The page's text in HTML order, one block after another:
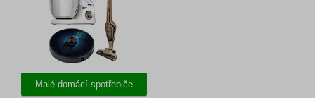
Malé domácí spotřebiče